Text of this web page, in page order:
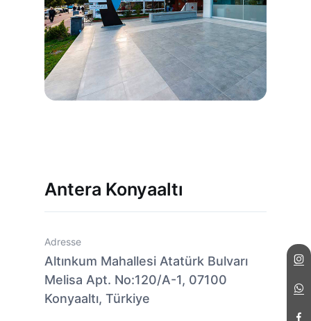
Antera Konyaaltı
Adresse
Altınkum Mahallesi Atatürk Bulvarı
Melisa Apt. No:120/A-1, 07100
Konyaaltı, Türkiye